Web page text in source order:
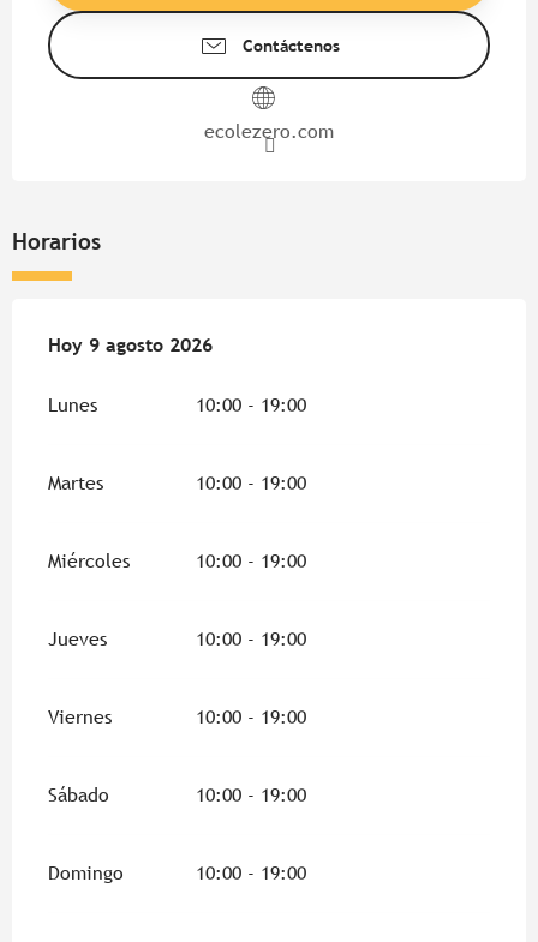
Contáctenos
ecolezero.com
Horarios
Del3 agosto 2026
Hoy 9 agosto 2026
Lunes 10:00 - 19:00
Martes 10:00 - 19:00
Miércoles 10:00 - 19:00
Jueves 10:00 - 19:00
Viernes 10:00 - 19:00
Sábado 10:00 - 19:00
Domingo 10:00 - 19:00